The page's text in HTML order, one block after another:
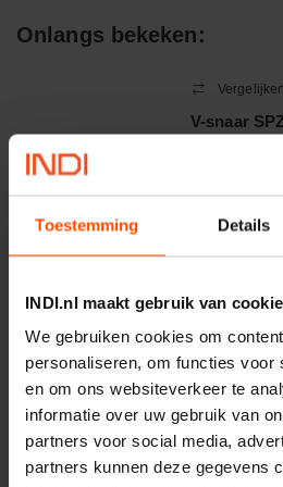
Toestemming Details
INDI.nl maakt gebruik van
We gebruiken cookies om
personaliseren, om functies voor
en om ons websiteverkeer te
informatie over uw gebruik van
partners voor social media,
partners kunnen deze gegevens
Toepassingsgebied:
Statische en dynamische afdichting
Onlangs bekeken:
Vergelijken
V-snaar
Merknaam:
− Aantal
Luchtfilter